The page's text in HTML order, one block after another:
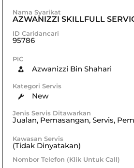
Nama Syarikat
AZWANIZZI SKILLFULL
ID Caridancari
95786
PIC
Azwanizzi Bin Shahari
Kategori Servis
New
Jenis Servis Ditawarkan
Jualan, Pemasangan, Servis,
Kawasan Servis
(Tidak Dinyatakan)
Nombor Telefon (Klik Untuk Call)